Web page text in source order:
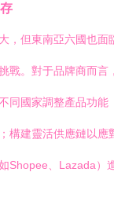
，但東南亞六國也面
戰。對于品牌商而言
同國家調整產品功能
構建靈活供應鏈以應
Shopee、Lazada）